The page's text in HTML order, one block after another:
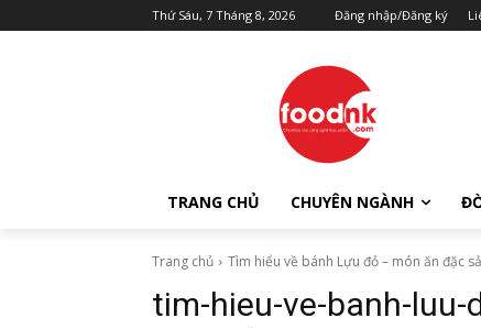
Thứ Sáu, 7 Tháng 8, 2026 Đăng nhập/Đăng ký
TRANG CHỦ CHUYÊN NGÀNH
Trang chủ Tìm hiểu về bánh Lựu đỏ – món ăn đặc
tim-hieu-ve-banh-